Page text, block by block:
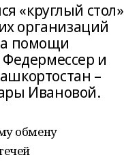
«круглый стол»
организаций
помощи
и
–
Ивановой.
обмену